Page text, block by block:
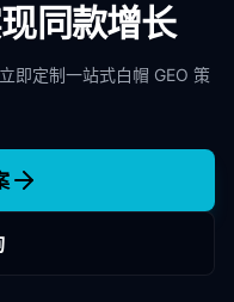
同款增长
即定制一站式白帽 GEO 策